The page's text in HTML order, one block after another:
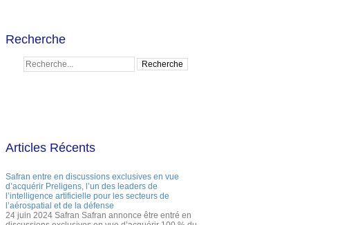
Recherche
Articles Récents
Safran entre en discussions exclusives en vue
d’acquérir Preligens, l’un des leaders de
l’intelligence artificielle pour les secteurs de
l’aérospatial et de la défense
24 juin 2024 Safran Safran annonce être entré en